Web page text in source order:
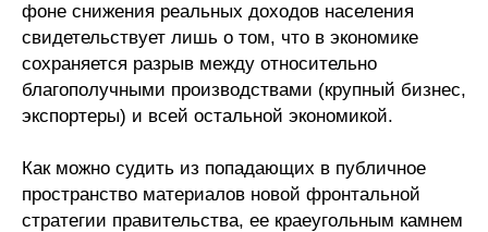
Кафедра МФТИ
Кафедра МАДИ
Об аспирантуре
фоне снижения реальных доходов населения
свидетельствует лишь о том, что в экономике
сохраняется разрыв между относительно
благополучными производствами (крупный бизнес,
экспортеры) и всей остальной экономикой.
Как можно судить из попадающих в публичное
пространство материалов новой фронтальной
стратегии правительства, ее краеугольным камнем